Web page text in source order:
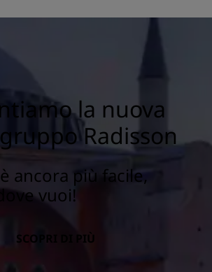
la nuova
Radisson
ancora più facile,
vuoi!
SCOPRI DI PIÙ